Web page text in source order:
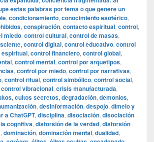
estas palabras por tema o que genere un
, condicionamiento, conocimiento esotérico,
, conspiración, contacto espiritual, control,
miedo, control cultural, control de masas,
, control digital, control educativo, control
, control financiero, control global,
, control mental, control por arquetipos,
, control por miedo, control por narrativas,
, control ritual, control simbólico, control social,
control vibracional, crisis manufacturada,
, cultos secretos, degradación, demonios,
, desinformación, despojo, dímelo y
a ChatGPT, disciplina, disociación, disociación
cognitiva, distorsión de la verdad, distorsión
, dominación, dominación mental, dualidad,